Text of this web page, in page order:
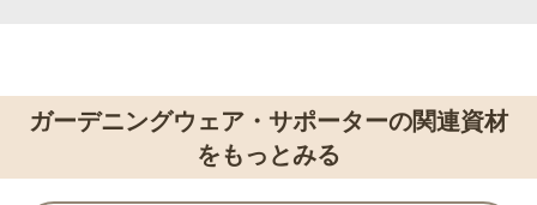
ガーデニングウェア・サポーターの関連資材
をもっとみる